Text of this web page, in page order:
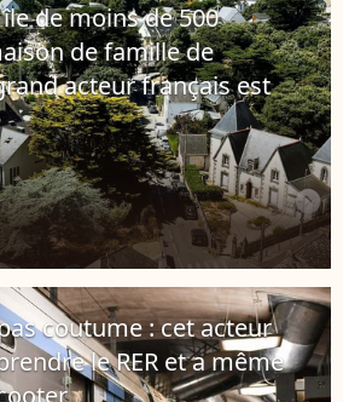
de moins de 500
de famille de
acteur français est
coutume : cet acteur
le RER et a même